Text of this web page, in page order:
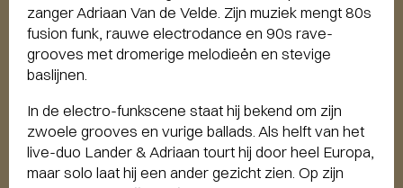
zanger Adriaan Van de Velde. Zijn muziek mengt 80s
fusion funk, rauwe electrodance en 90s rave-
grooves met dromerige melodieën en stevige
baslijnen.
In de electro-funkscene staat hij bekend om zijn
zwoele grooves en vurige ballads. Als helft van het
live-duo Lander & Adriaan tourt hij door heel Europa,
maar solo laat hij een ander gezicht zien. Op zijn